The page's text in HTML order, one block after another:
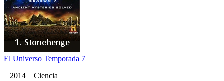
El Universo Temporada 7
2014 Ciencia